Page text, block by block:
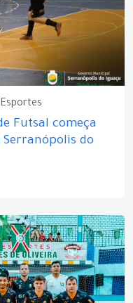
Futsal começa
do